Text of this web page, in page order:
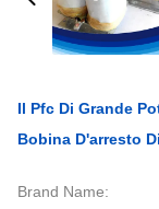
Il Pfc Di Grande
Bobina D'arresto
Brand Name: